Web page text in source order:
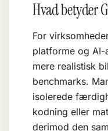
Hvad betyder
For
platforme og AI-
mere realistisk
benchmarks.
isolerede
kodning eller
derimod den